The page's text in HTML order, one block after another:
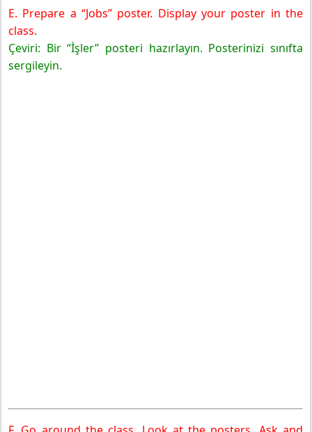
E. Prepare a “Jobs” poster. Display your poster in the
class.
Çeviri: Bir “İşler” posteri hazırlayın. Posterinizi sınıfta
sergileyin.